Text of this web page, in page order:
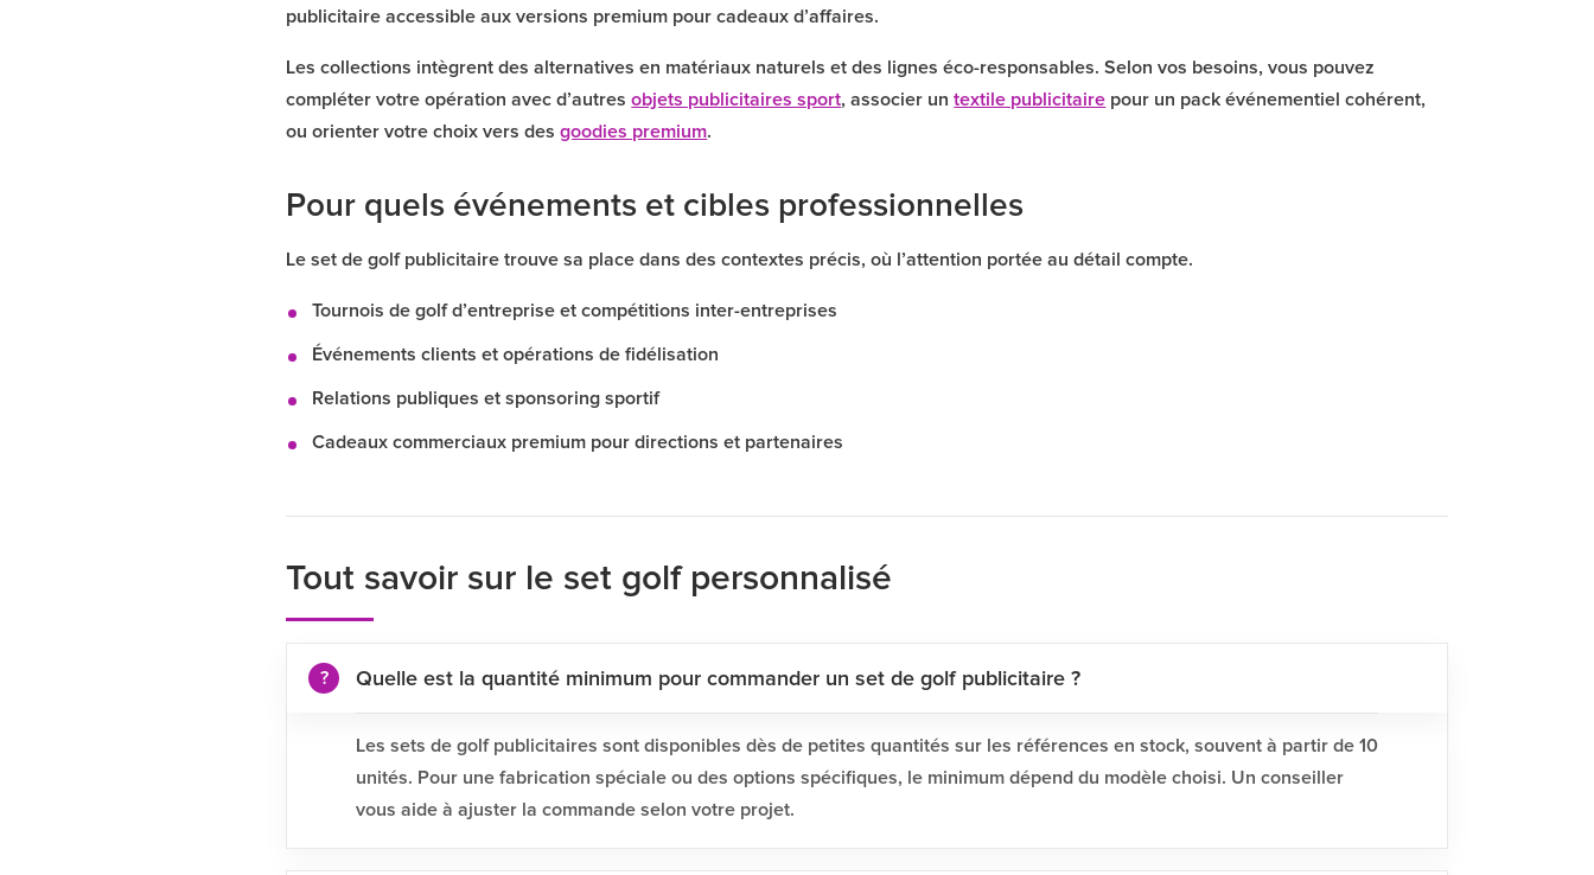
publicitaire accessible aux versions premium pour cadeaux d’affaires.
Les collections intègrent des alternatives en matériaux naturels et des lignes éco-responsables. Selon vos besoins, vous pouvez
compléter votre opération avec d’autresobjets publicitaires sport, associer untextile publicitaire pour un pack événementiel cohérent,
ou orienter votre choix vers desgoodies premium.
Pour quels événements et cibles professionnelles
Le set de golf publicitaire trouve sa place dans des contextes précis, où l’attention portée au détail compte.
Tournois de golf d’entreprise et compétitions inter-entreprises
Événements clients et opérations de fidélisation
Relations publiques et sponsoring sportif
Cadeaux commerciaux premium pour directions et partenaires
Tout savoir sur le set golf personnalisé
Quelle est la quantité minimum pour commander un set de golf publicitaire ?
Les sets de golf publicitaires sont disponibles dès de petites quantités sur les références en stock, souvent à partir de 10
unités. Pour une fabrication spéciale ou des options spécifiques, le minimum dépend du modèle choisi. Un conseiller
vous aide à ajuster la commande selon votre projet.